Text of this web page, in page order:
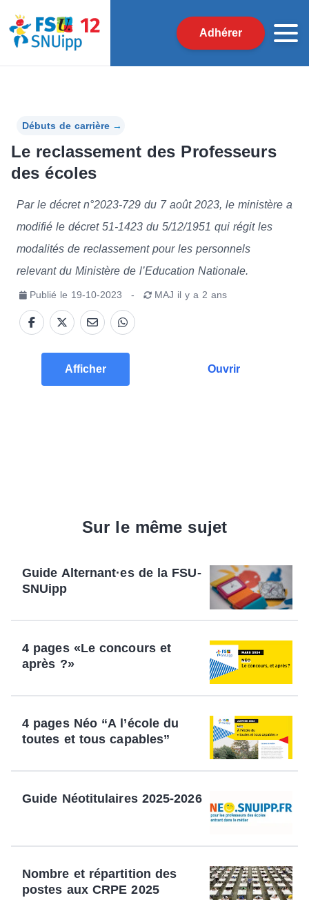
Adhérer
Débuts de carrière →
Le reclassement des Professeurs
des écoles
Par le décret n°2023-729 du 7 août 2023, le ministère a
modifié le décret 51-1423 du 5/12/1951 qui régit les
modalités de reclassement pour les personnels
relevant du Ministère de l’Education Nationale.
Publié le 19-10-2023 - MAJ il y a 2 ans
Afficher Ouvrir
Sur le même sujet
Guide Alternant·es de la FSU-
SNUipp
4 pages «Le concours et
après ?»
4 pages Néo “A l’école du
toutes et tous capables”
Guide Néotitulaires 2025-2026
Nombre et répartition des
postes aux CRPE 2025